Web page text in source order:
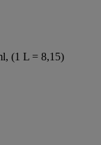
(1 L = 8,15)